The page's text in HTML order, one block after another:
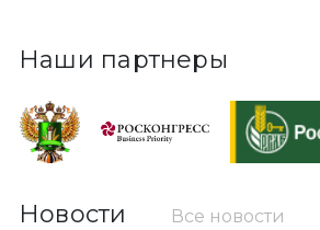
Наши партнеры
Новости Все новости